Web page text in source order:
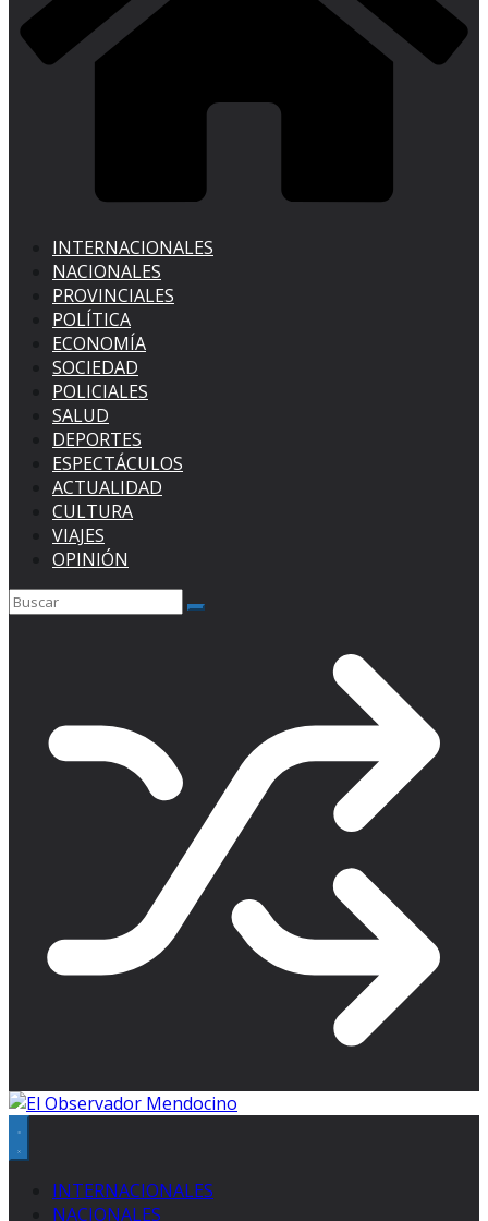
INTERNACIONALES
NACIONALES
PROVINCIALES
POLÍTICA
ECONOMÍA
SOCIEDAD
POLICIALES
SALUD
DEPORTES
ESPECTÁCULOS
ACTUALIDAD
CULTURA
VIAJES
OPINIÓN
INTERNACIONALES
NACIONALES